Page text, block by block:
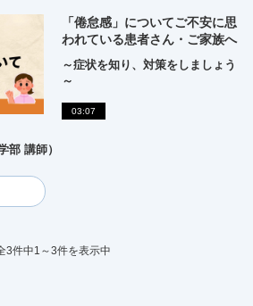
「倦怠感」についてご不安に思
われている患者さん・ご家族へ
～症状を知り、対策をしましょう
～
03:07
部 講師）
3件中1～3件を表示中